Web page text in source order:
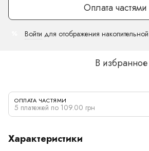
Оплата частями
Войти для отображения
В избранное
ОПЛАТА ЧАСТЯМИ
5 платежей по 109.00 грн
Характеристики